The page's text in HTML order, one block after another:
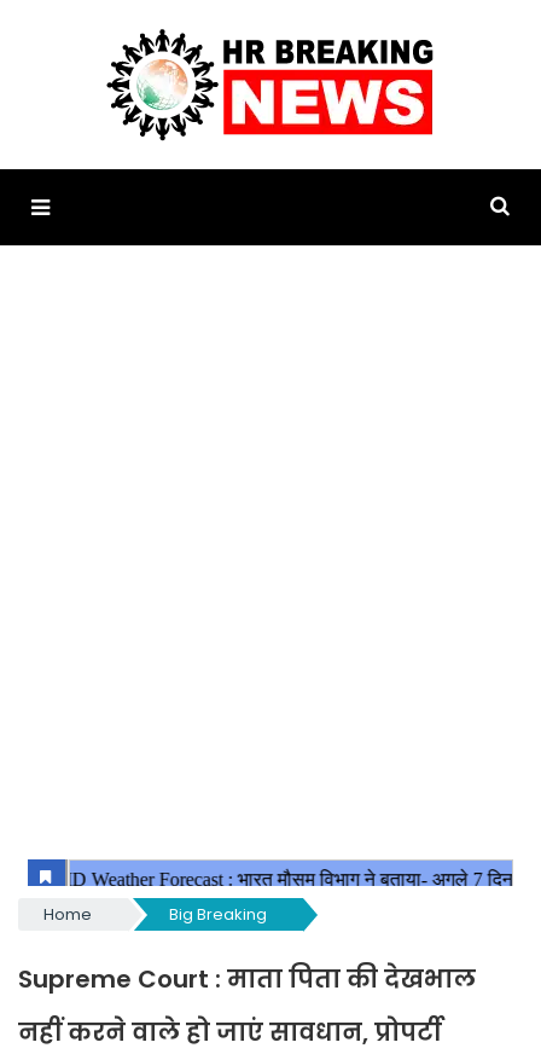
Home Big Breaking
Supreme Court : माता पिता की देखभाल
नहीं करने वाले हो जाएं सावधान, प्रोपर्टी